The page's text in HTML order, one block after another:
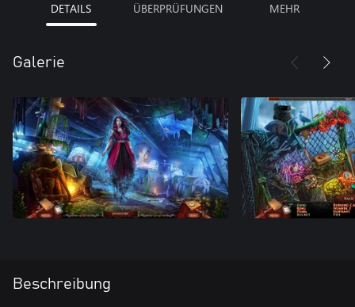
DETAILS ÜBERPRÜFUNGEN MEHR
Galerie
Beschreibung